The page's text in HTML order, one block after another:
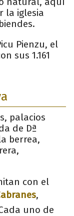
la iglesia
Pienzu, el
sus 1.161
palacios
de Dª
berrea,
con el
,
uno de